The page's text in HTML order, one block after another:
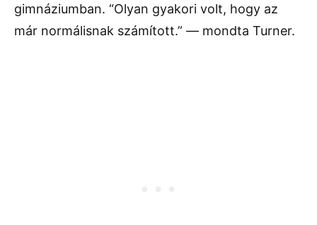
gimnáziumban. “Olyan gyakori volt, hogy az
már normálisnak számított.” — mondta Turner.